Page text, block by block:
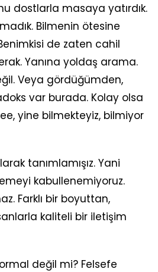
dostlarla masaya yatırdık.
Bilmenin ötesine
de zaten cahil
Yanına yoldaş arama.
Veya gördüğümden,
var burada. Kolay olsa
yine bilmekteyiz, bilmiyor
tanımlamışız. Yani
kabullenemiyoruz.
Farklı bir boyuttan,
kaliteli bir iletişim
değil mi? Felsefe